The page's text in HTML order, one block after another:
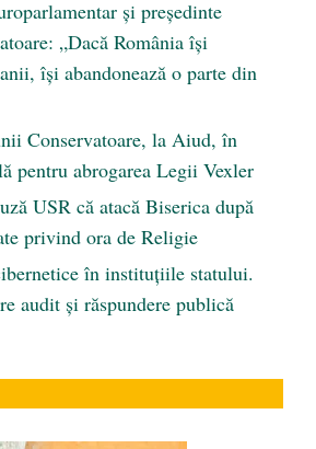
și președinte
„Dacă România își
își abandonează o parte din
Conservatoare, la Aiud, în
pentru abrogarea Legii Vexler
USR că atacă Biserica după
privind ora de Religie
în instituțiile statului.
audit și răspundere publică